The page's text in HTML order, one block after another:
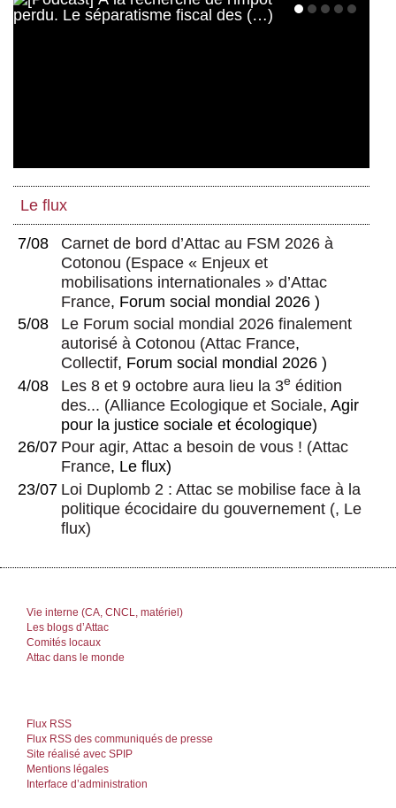
Le flux
7/08
Carnet de bord d’Attac au FSM 2026 à
Cotonou (Espace « Enjeux et
mobilisations internationales » d’Attac
France, Forum social mondial 2026 )
5/08
Le Forum social mondial 2026 finalement
autorisé à Cotonou (Attac France,
Collectif, Forum social mondial 2026 )
4/08
Les 8 et 9 octobre aura lieu la 3e édition
des... (Alliance Ecologique et Sociale, Agir
pour la justice sociale et écologique)
26/07 Pour agir, Attac a besoin de vous ! (Attac
France, Le flux)
23/07 Loi Duplomb 2 : Attac se mobilise face à la
politique écocidaire du gouvernement (, Le
flux)
Vie interne (CA, CNCL, matériel)
Les blogs d’Attac
Comités locaux
Attac dans le monde
Flux RSS
Flux RSS des communiqués de presse
Site réalisé avec SPIP
Mentions légales
Interface d’administration